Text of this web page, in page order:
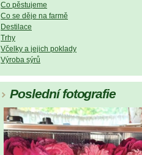
Co pěstujeme
Co se děje na farmě
Destilace
Trhy
Včelky a jejich poklady
Výroba sýrů
Poslední fotografie